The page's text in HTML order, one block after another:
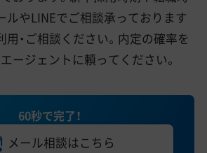
ルやLINEでご相談承っております
用・ご相談ください。内定の確率を
ージェントに頼ってください。
60秒で完了！
メール相談はこちら